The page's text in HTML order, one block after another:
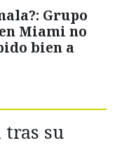
Grupo
Miami no
bien a
tras su